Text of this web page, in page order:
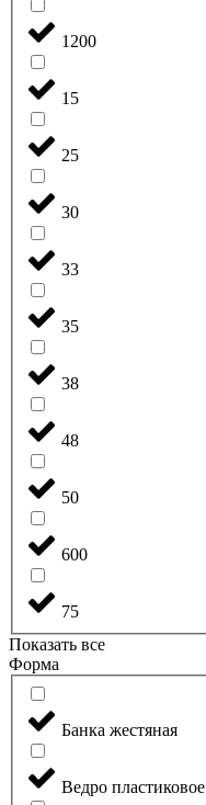
1200
15
25
30
33
35
38
48
50
600
75
Показать все
Форма
Банка жестяная
Ведро пластиковое